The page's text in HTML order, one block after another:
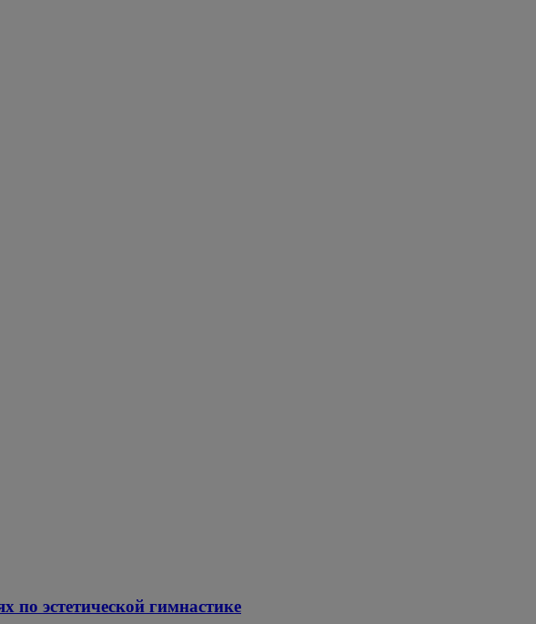
по эстетической гимнастике